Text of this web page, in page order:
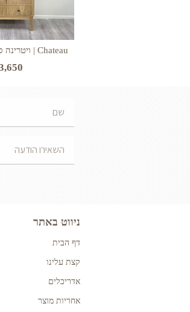
Chateau | ויטרינה סקנדינבית כפרית
ניווט באתר
דף הבית
קצת עלינו
אדריכלים
אחריות מוצר